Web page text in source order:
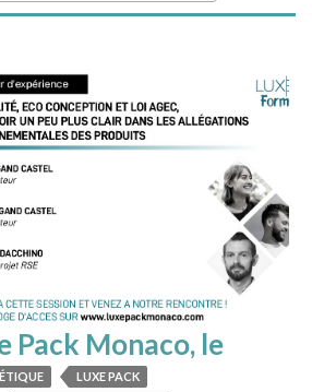
Pack Monaco, le
de 11h - 11h45.
LUXE PACK